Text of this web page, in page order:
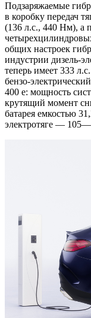
Подзаряжаемые
в коробку передач
(136 л.с., 440 Нм), а
общих настроек
индустрии дизель-
теперь имеет 333
бензо-
400 e: мощность
крутящий момент
батарея емкостью
электротяге —